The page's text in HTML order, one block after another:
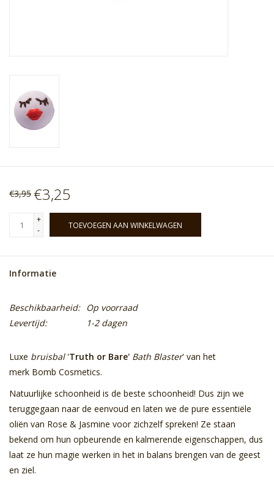
€3,95 €3,25
+
-
TOEVOEGEN AAN WINKELWAGEN
Informatie
Beschikbaarheid: Op voorraad
Levertijd:
1-2 dagen
Luxe bruisbal'Truth or Bare' Bath Blaster' van het
merk Bomb Cosmetics.
Natuurlijke schoonheid is de beste schoonheid! Dus zijn we
teruggegaan naar de eenvoud en laten we de pure essentiële
oliën van Rose & Jasmine voor zichzelf spreken! Ze staan ​​
bekend om hun opbeurende en kalmerende eigenschappen, dus
laat ze hun magie werken in het in balans brengen van de geest
en ziel.